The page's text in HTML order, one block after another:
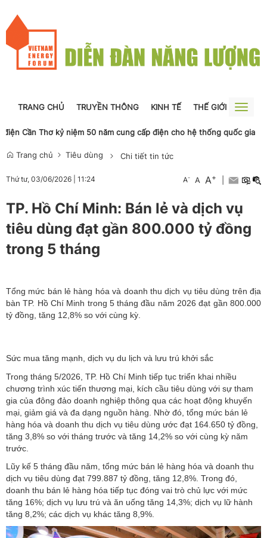
TRANG CHỦ TRUYỀN THÔNG KINH TẾ THẾ GIỚI
Toggle
Cần Thơ kỷ niệm 50 năm cung cấp điện cho hệ thống quốc gia
Trang chủ Tiêu dùng Chi tiết tin tức
Thứ tư, 03/06/2026 11:24 A- A A+
TP. Hồ Chí Minh: Bán lẻ và dịch vụ
tiêu dùng đạt gần 800.000 tỷ đồng
trong 5 tháng
Tổng mức bán lẻ hàng hóa và doanh thu dịch vụ tiêu dùng trên địa
bàn TP. Hồ Chí Minh trong 5 tháng đầu năm 2026 đạt gần 800.000
tỷ đồng, tăng 12,8% so với cùng kỳ.
Sức mua tăng mạnh, dịch vụ du lịch và lưu trú khởi sắc
Trong tháng 5/2026, TP. Hồ Chí Minh tiếp tục triển khai nhiều
chương trình xúc tiến thương mại, kích cầu tiêu dùng với sự tham
gia của đông đảo doanh nghiệp thông qua các hoạt động khuyến
mại, giảm giá và đa dạng nguồn hàng. Nhờ đó, tổng mức bán lẻ
hàng hóa và doanh thu dịch vụ tiêu dùng ước đạt 164.650 tỷ đồng,
tăng 3,8% so với tháng trước và tăng 14,2% so với cùng kỳ năm
trước.
Lũy kế 5 tháng đầu năm, tổng mức bán lẻ hàng hóa và doanh thu
dịch vụ tiêu dùng đạt 799.887 tỷ đồng, tăng 12,8%. Trong đó,
doanh thu bán lẻ hàng hóa tiếp tục đóng vai trò chủ lực với mức
tăng 16%; dịch vụ lưu trú và ăn uống tăng 14,3%; dịch vụ lữ hành
tăng 8,2%; các dịch vụ khác tăng 8,9%.